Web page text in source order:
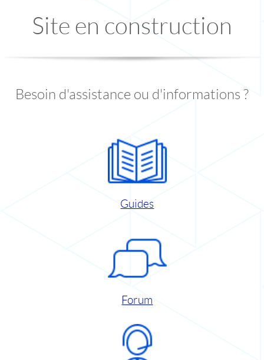
Site en construction
Besoin d'assistance ou d'informations ?
Guides
Forum